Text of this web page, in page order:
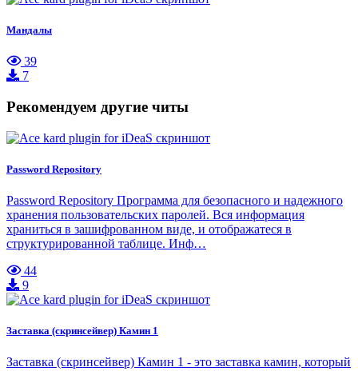
Мандалы
39
7
Рекомендуем другие читы
Password Repository
Password Repository Программа для безопасного и надежного
хранения пользовательских паролей. Вся информация
храниться в зашифрованном виде, и отображатеся в
структурированной таблице. Инф…
44
9
Заставка (скринсейвер) Камин 1
Заставка (скринсейвер) Камин 1 - это заставка камин, который